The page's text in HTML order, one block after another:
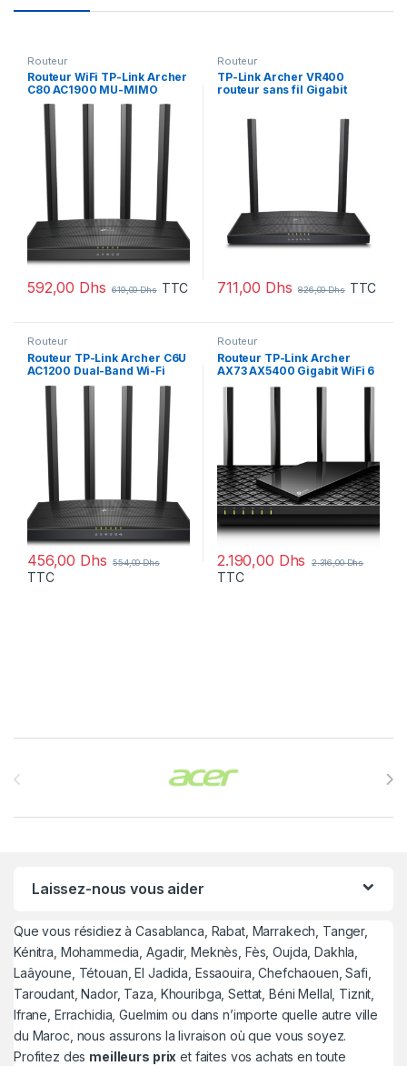
Routeur
Routeur WiFi TP-Link Archer
C80 AC1900 MU-MIMO
(ARCHERC80)
592,00 Dhs 619,00Dhs TTC
Routeur
TP-Link Archer VR400
routeur sans fil Gigabit
5 GHz) Noir (ARCHERVR400)
711,00 Dhs 826,00Dhs TTC
Routeur
Routeur TP-Link Archer C6U
AC1200 Dual-Band Wi-Fi
(ARCHERC6U)
456,00 Dhs 554,00Dhs
TTC
Routeur
Routeur TP-Link Archer
AX73 AX5400 Gigabit WiFi 6
bi-bande (ARCHERAX73)
2.190,00 Dhs 2.316,00Dhs
TTC
Laissez-nous vous aider
Que vous résidiez à Casablanca, Rabat, Marrakech, Tanger,
Kénitra, Mohammedia, Agadir, Meknès, Fès, Oujda, Dakhla,
Laâyoune, Tétouan, El Jadida, Essaouira, Chefchaouen, Safi,
Taroudant, Nador, Taza, Khouribga, Settat, Béni Mellal, Tiznit,
Ifrane, Errachidia, Guelmim ou dans n’importe quelle autre ville
du Maroc, nous assurons la livraison où que vous soyez.
Profitez des meilleurs prix et faites vos achats en toute